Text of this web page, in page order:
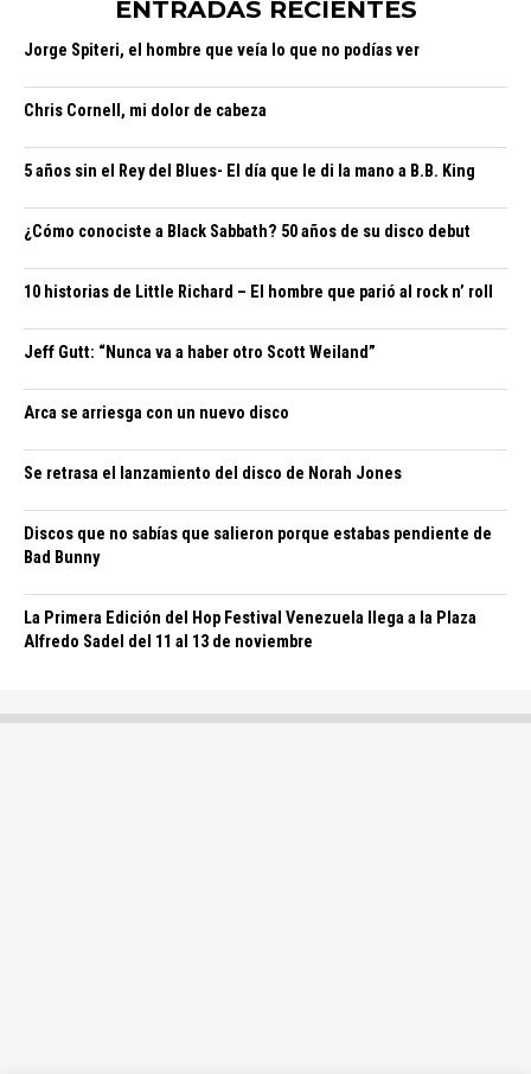
ENTRADAS RECIENTES
Jorge Spiteri, el hombre que veía lo que no podías ver
Chris Cornell, mi dolor de cabeza
5 años sin el Rey del Blues- El día que le di la mano a B.B. King
¿Cómo conociste a Black Sabbath? 50 años de su disco debut
10 historias de Little Richard – El hombre que parió al rock n’ roll
Jeff Gutt: “Nunca va a haber otro Scott Weiland”
Arca se arriesga con un nuevo disco
Se retrasa el lanzamiento del disco de Norah Jones
Discos que no sabías que salieron porque estabas pendiente de
Bad Bunny
La Primera Edición del Hop Festival Venezuela llega a la Plaza
Alfredo Sadel del 11 al 13 de noviembre